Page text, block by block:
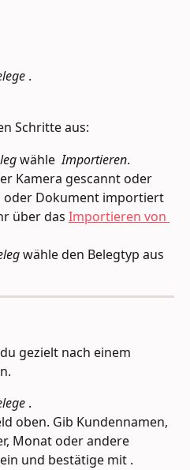
.
Schritte aus:
wähle Importieren.
Kamera gescannt oder
oder Dokument importiert
über das Importieren von
wähle den Belegtyp aus
gezielt nach einem
.
oben. Gib Kundennamen,
Monat oder andere
und bestätige mit .